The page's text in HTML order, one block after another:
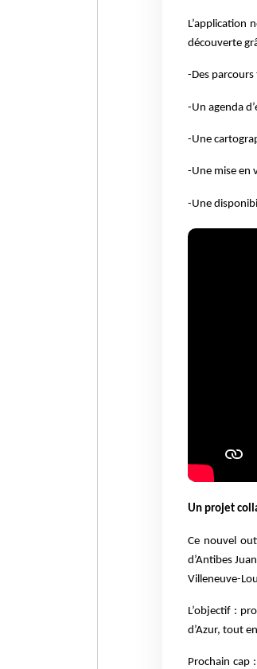
L’application
découverte
-Des
-Un agenda
-Une
-Une mise en
-Une
Un projet
Ce nouvel
d’Antibes
Villeneuve-
L’objectif :
d’Azur, tout
Prochain cap :